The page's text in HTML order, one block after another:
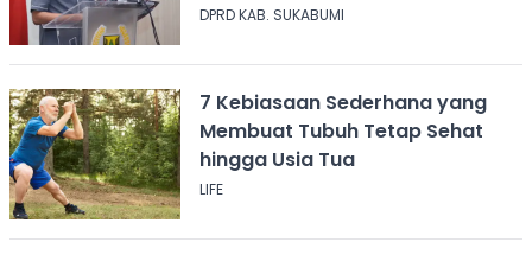
DPRD KAB. SUKABUMI
7 Kebiasaan Sederhana yang
Membuat Tubuh Tetap Sehat
hingga Usia Tua
LIFE